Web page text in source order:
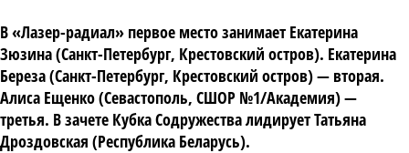
В «Лазер-радиал» первое место занимает Екатерина
Зюзина (Санкт-Петербург, Крестовский остров). Екатерина
Береза (Санкт-Петербург, Крестовский остров) — вторая.
Алиса Ещенко (Севастополь, СШОР №1/Академия) —
третья. В зачете Кубка Содружества лидирует Татьяна
Дроздовская (Республика Беларусь).